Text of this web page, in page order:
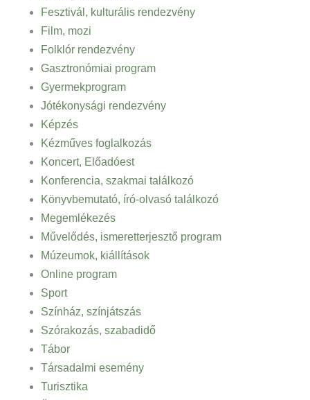
Fesztivál, kulturális rendezvény
Film, mozi
Folklór rendezvény
Gasztronómiai program
Gyermekprogram
Jótékonysági rendezvény
Képzés
Kézműves foglalkozás
Koncert, Előadóest
Konferencia, szakmai találkozó
Könyvbemutató, író-olvasó találkozó
Megemlékezés
Művelődés, ismeretterjesztő program
Múzeumok, kiállítások
Online program
Sport
Színház, színjátszás
Szórakozás, szabadidő
Tábor
Társadalmi esemény
Turisztika